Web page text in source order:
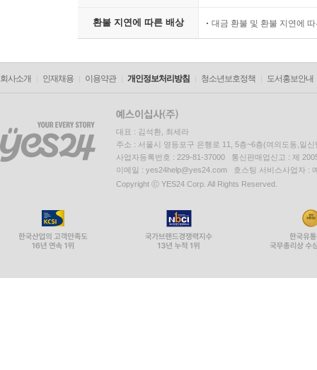
환불 지연에 따른 배상 대금 환불 및 환불 지연에
회사소개 인재채용 이용약관 개인정보처리방침 청소년보호정책 도서홍보안내
대표 : 김석환, 최세라
주소 : 서울시 영등포구 은행로 11, 5층~6층(여의도동,일신
사업자등록번호 : 229-81-37000 통신판매업신고 : 제
이메일 : yes24help@yes24.com 호스팅 서비스사업자 :
Copyright ⓒ YES24 Corp. All Rights Reserved.